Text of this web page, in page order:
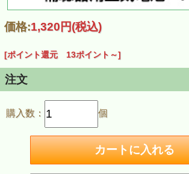
価格:1,320円(税込)
[ポイント還元 13ポイント～]
注文
購入数： 個